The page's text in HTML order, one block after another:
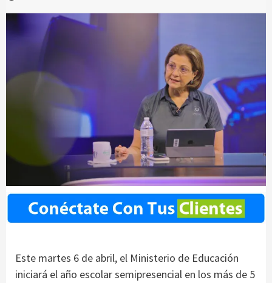
Este martes 6 de abril, el Ministerio de Educación
iniciará el año escolar semipresencial en los más de 5